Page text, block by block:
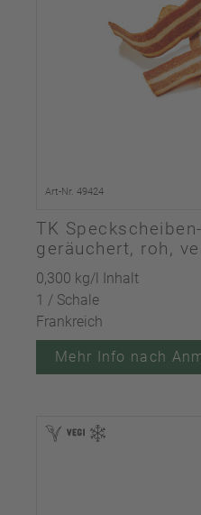
Art-Nr. 49424
TK
geräuchert, roh,
0,300 kg/l Inhalt
1 / Schale
Frankreich
Mehr Info nach